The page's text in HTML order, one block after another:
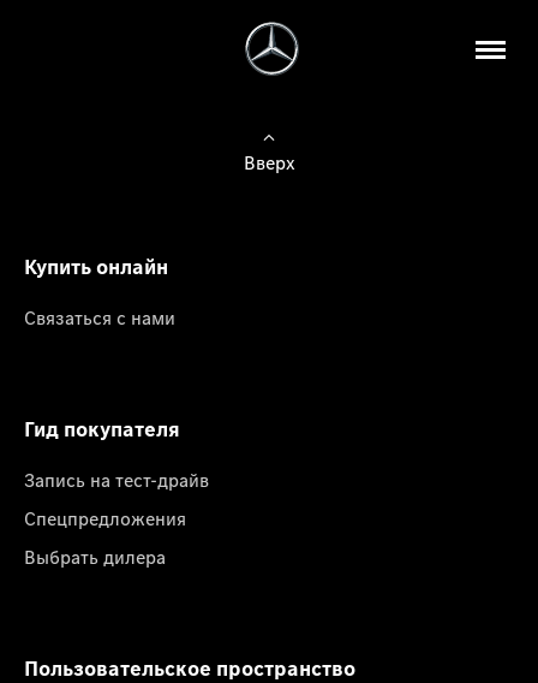
Вверх
Купить онлайн
Связаться с нами
Гид покупателя
Запись на тест-драйв
Спецпредложения
Выбрать дилера
Пользовательское пространство